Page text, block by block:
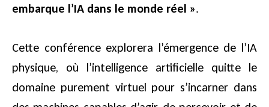
embarque l’IA dans le monde réel ».
Cette conférence explorera l’émergence de l’IA
physique, où l’intelligence artificielle quitte le
domaine purement virtuel pour s’incarner dans